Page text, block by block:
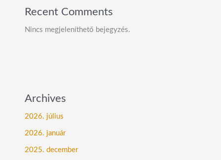
Recent Comments
Nincs megjeleníthető bejegyzés.
Archives
2026. július
2026. január
2025. december